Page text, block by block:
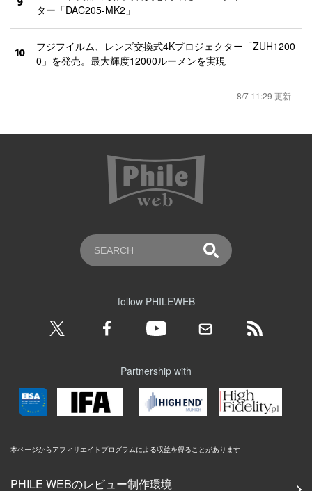
ター「DAC205-MK2」
10
フジフイルム、レンズ交換式4Kプロジェクター「ZUH1200
0」を発売。最大輝度12000ルーメンを実現
8/7 11:29 更新
follow PHILEWEB
Partnership with
本ページからアフィリエイトプログラムによる収益を得ることがあります
PHILE WEBのレビュー制作環境